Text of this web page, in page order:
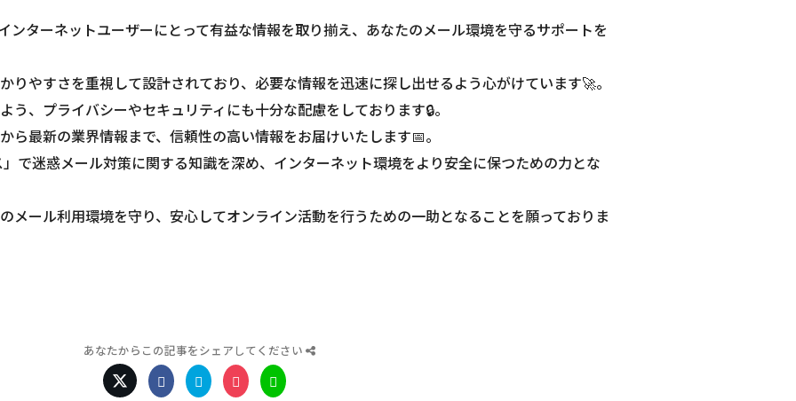
ンターネットユーザーにとって有益な情報を取り揃え、あなたのメール環境を守るサポートを
りやすさを重視して設計されており、必要な情報を迅速に探し出せるよう心がけています🚀。
う、プライバシーやセキュリティにも十分な配慮をしております🔒。
ら最新の業界情報まで、信頼性の高い情報をお届けいたします📅。
」で迷惑メール対策に関する知識を深め、インターネット環境をより安全に保つための力とな
メール利用環境を守り、安心してオンライン活動を行うための一助となることを願っておりま
あなたからこの記事をシェアしてください